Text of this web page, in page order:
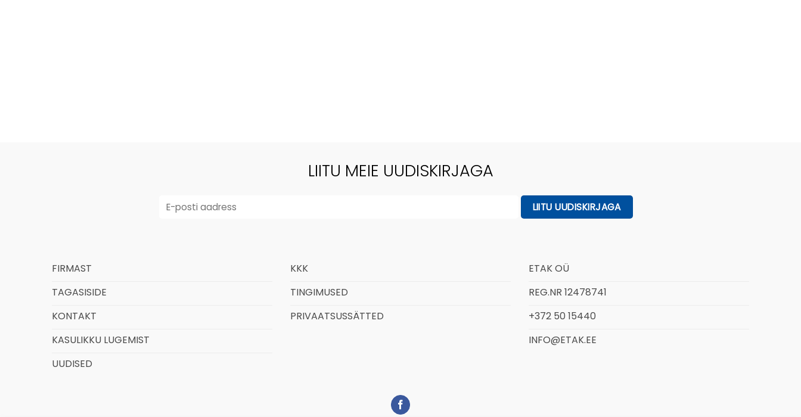
LIITU MEIE UUDISKIRJAGA
FIRMAST
TAGASISIDE
KONTAKT
KASULIKKU LUGEMIST
UUDISED
KKK
TINGIMUSED
PRIVAATSUSSÄTTED
ETAK OÜ
REG.NR 12478741
+372 50 15440
INFO@ETAK.EE